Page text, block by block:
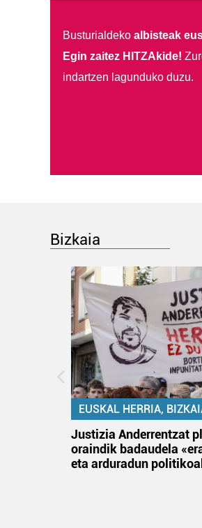
Busturialdeko albisteak
Egin zaitez HITZAkide!
indartzen lagunduko duzu.
Bizkaia
EUSKAL HERRIA,
Justizia Anderrentzat
oraindik badaudela
eta arduradun